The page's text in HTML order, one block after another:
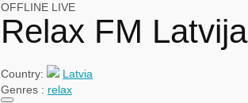
OFFLINE LIVE
Relax FM Latvija
Country:
Latvia
Genres : relax